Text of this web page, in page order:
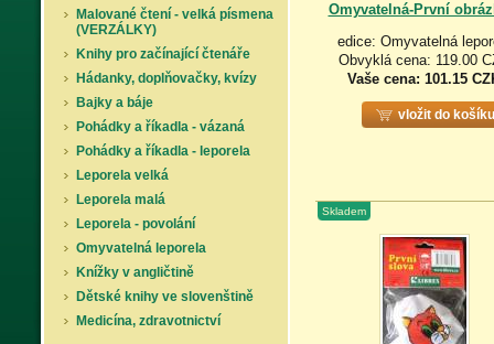
Malované čtení - velká písmena
(VERZÁLKY)
Knihy pro začínající čtenáře
Hádanky, doplňovačky, kvízy
Bajky a báje
Pohádky a říkadla - vázaná
Pohádky a říkadla - leporela
Leporela velká
Leporela malá
Leporela - povolání
Omyvatelná leporela
Knížky v angličtině
Dětské knihy ve slovenštině
Medicína, zdravotnictví
Omyvatelná-První
edice: Omyvatelná
Obvyklá cena: 119.00
Vaše cena: 101.15
vložit do košíku
Skladem